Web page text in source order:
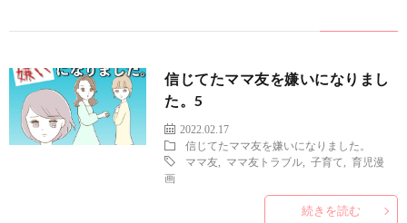
信じてたママ友を嫌いになりまし
た。5
2022.02.17
信じてたママ友を嫌いになりました。
ママ友
ママ友トラブル ,子育て ,育児漫
画
続きを読む